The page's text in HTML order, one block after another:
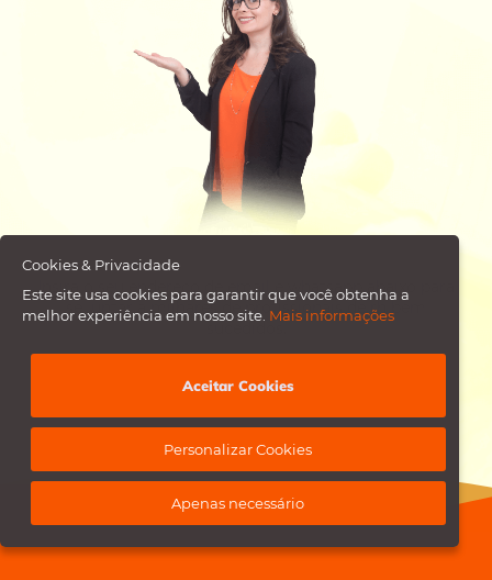
Insira o seu endereço de email e whatsapp abaixo para
se juntar a milhares de profissionais de rh bem
Cookies & Privacidade
Este site usa cookies para garantir que você obtenha a
melhor experiência em nosso site. Mais informações
Aceitar Cookies
Personalizar Cookies
Apenas necessário